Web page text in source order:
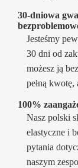
30-dniowa
Jesteśmy
30 dni od
możesz ją
pełną
100%
Nasz polski
elastyczne i
pytania
naszym